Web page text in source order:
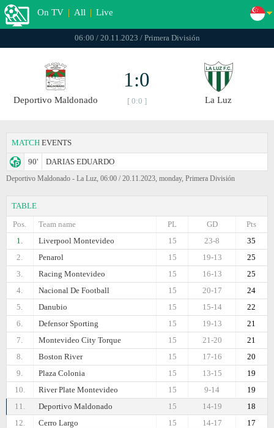
On TV | All | Live
06:00 / 20.11.2023 / Primera División
Deportivo Maldonado
1:0
[ 0:0 ] La Luz
MATCH EVENTS
90' DARIAS EDUARDO
Deportivo Maldonado - La Luz, 06:00 / 20.11.2023, monday, Primera División
TABLE
Pos.
Team name Pts
GD
PL
1.
Liverpool Montevideo 35
23-8
15
2.
Penarol 25
19-13
15
3.
Racing Montevideo 25
16-13
15
4.
Nacional De Football 24
20-17
15
5.
Danubio 22
15-14
15
6.
Defensor Sporting 21
19-13
15
7.
Montevideo City Torque 21
21-20
15
8.
Boston River 20
17-16
15
9.
Plaza Colonia 19
13-15
15
10.
River Plate Montevideo 19
9-14
15
11.
Deportivo Maldonado 18
14-19
15
12.
Cerro Largo 17
14-17
15